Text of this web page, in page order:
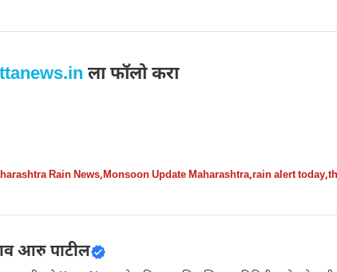
ला फॉलो करा
Rain News,Monsoon Update Maharashtra,rain alert today,
आरु पाटील